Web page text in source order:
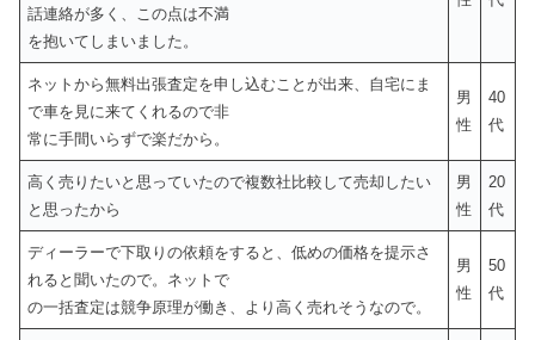
話連絡が多く、この点は不満
を抱いてしまいました。
ネットから無料出張査定を申し込むことが出来、自宅にま
で車を見に来てくれるので非
常に手間いらずで楽だから。
男
性
40
代
高く売りたいと思っていたので複数社比較して売却したい
と思ったから
男
性
20
代
ディーラーで下取りの依頼をすると、低めの価格を提示さ
れると聞いたので。ネットで
の一括査定は競争原理が働き、より高く売れそうなので。
男
性
50
代